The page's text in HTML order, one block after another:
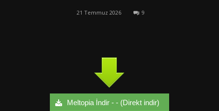
21 Temmuz 2026 9
Meltopia İndir - - (Direkt indir)